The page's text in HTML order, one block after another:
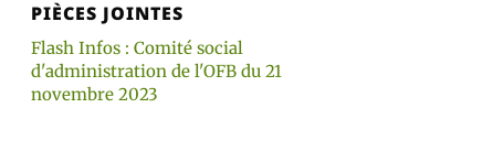
PIÈCES JOINTES
Flash Infos : Comité social
d'administration de l'OFB du 21
novembre 2023